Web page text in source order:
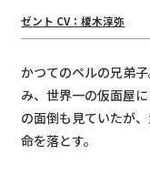
ゼント CV：榎⽊淳弥
かつてのペルの兄弟
み、世界⼀の仮⾯屋
の⾯倒も⾒ていたが
命を落とす。